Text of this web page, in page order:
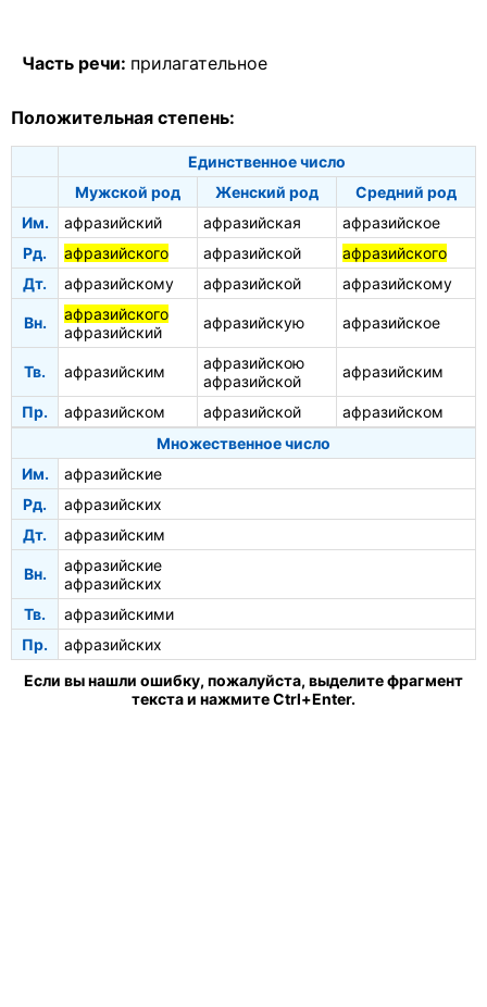
Часть речи: прилагательное
Положительная степень:
Единственное число
Мужской род
Женский род
Средний род
Им.
афразийский афразийская
афразийское
Рд.
афразийского афразийской
афразийского
Дт.
афразийскому афразийской афразийскому
Вн.
афразийского
афразийский
афразийскую афразийское
Тв. афразийским
афразийскою
афразийской
афразийским
Пр. афразийском афразийской
афразийском
Множественное число
Им.
афразийские
Рд.
афразийских
Дт.
афразийским
Вн.
афразийские
афразийских
Тв.
афразийскими
Пр.
афразийских
Если вы нашли ошибку, пожалуйста, выделите фрагмент
текста и нажмите Ctrl+Enter.